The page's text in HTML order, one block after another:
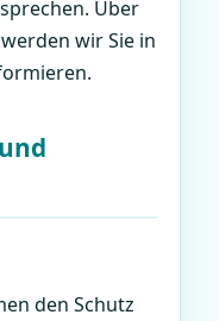
Über
wir Sie in
den Schutz